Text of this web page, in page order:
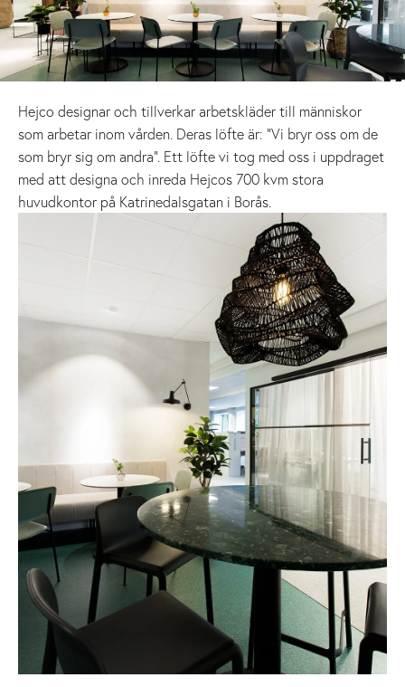
Hejco designar och tillverkar arbetskläder till människor
som arbetar inom vården. Deras löfte är: ”Vi bryr oss om de
som bryr sig om andra”. Ett löfte vi tog med oss i uppdraget
med att designa och inreda Hejcos 700 kvm stora
huvudkontor på Katrinedalsgatan i Borås.